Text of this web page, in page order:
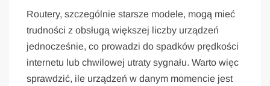
Routery, szczególnie starsze modele, mogą mieć
trudności z obsługą większej liczby urządzeń
jednocześnie, co prowadzi do spadków prędkości
internetu lub chwilowej utraty sygnału. Warto więc
sprawdzić, ile urządzeń w danym momencie jest